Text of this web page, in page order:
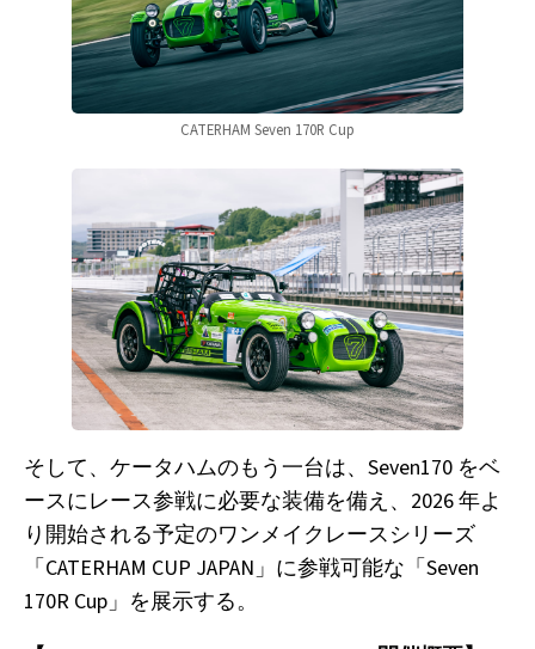
CATERHAM Seven 170R Cup
そして、ケータハムのもう一台は、Seven170 をベ
ースにレース参戦に必要な装備を備え、2026 年よ
り開始される予定のワンメイクレースシリーズ
「CATERHAM CUP JAPAN」に参戦可能な「Seven
170R Cup」を展示する。